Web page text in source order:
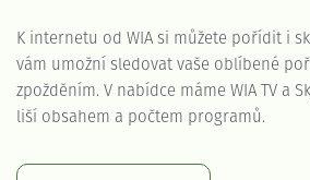
K internetu od WIA si můžete pořídit i
vám umožní sledovat vaše oblíbené
zpožděním. V nabídce máme WIA TV a
liší obsahem a počtem programů.